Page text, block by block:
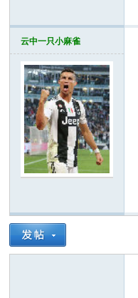
云中一只小麻雀